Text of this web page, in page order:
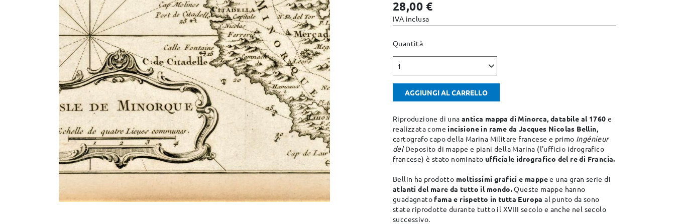
28,00 €
IVA inclusa
Quantità
1
AGGIUNGI AL CARRELLO
Riproduzione di una antica mappa di Minorca, databile al 1760 e
realizzata come incisione in rame da Jacques Nicolas Bellin,
cartografo capo della Marina Militare francese e primo Ingénieur
delDeposito di mappe e piani della Marina (l'ufficio idrografico
francese) è stato nominato ufficiale idrografico del re di Francia.
Bellin ha prodotto moltissimi grafici e mappee una gran serie di
atlanti del mare da tutto il mondo.Queste mappe hanno
guadagnato fama e rispetto in tutta Europaal punto da sono
state riprodotte durante tutto il XVIII secolo e anche nel secolo
successivo.